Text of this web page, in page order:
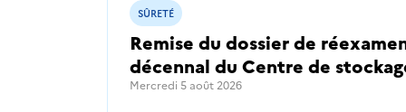
Remise du dossier de
décennal du Centre de
SÛRETÉ
Mercredi 5 août 2026